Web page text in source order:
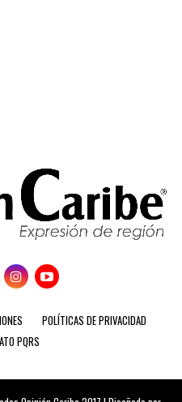
POLÍTICAS DE PRIVACIDAD
PQRS